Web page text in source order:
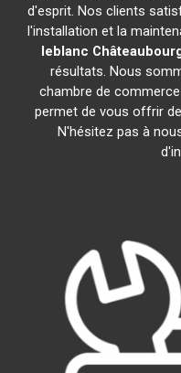
d'esprit. Nos clients
l'installation et la
leblanc
résultats. Nous
chambre de
permet de vous offrir
N'hésitez pas à